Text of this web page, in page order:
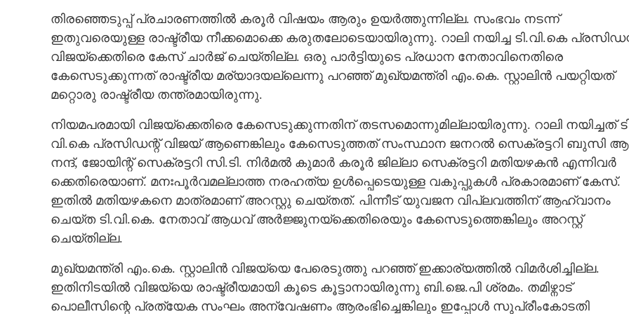
തിരഞ്ഞെടുപ്പ് പ്രചാരണത്തിൽ കരൂർ വിഷയം ആരും ഉയർത്തുന്നില്ല. സംഭവം നടന്ന്
ഇതുവരെയുള്ള രാഷ്ട്രീയ നീക്കമൊക്കെ കരുതലോടെയായിരുന്നു. റാലി നയിച്ച ടി.വി.കെ
വിജയ്‌ക്കെതിരെ കേസ് ചാർജ് ചെയ്തില്ല. ഒരു പാർട്ടിയുടെ പ്രധാന നേതാവിനെതിരെ
കേസെടുക്കുന്നത് രാഷ്ട്രീയ മര്യാദയല്ലെന്നു പറഞ്ഞ് മുഖ്യമന്ത്രി എം.കെ. സ്റ്റാലിൻ പയറ്റിയത്
മറ്റൊരു രാഷ്ട്രീയ തന്ത്രമായിരുന്നു.
നിയമപരമായി വിജയ്‌ക്കെതിരെ കേസെടുക്കുന്നതിന് തടസമൊന്നുമില്ലായിരുന്നു. റാ​ലി​ ​ന​യി​ച്ച​ത്
വി.​കെ​ ​പ്ര​സി​ഡ​ന്റ് ​വി​ജ​യ് ​ആ​ണെ​ങ്കി​ലും​ ​കേ​സെ​ടു​ത്ത​ത് ​സം​സ്ഥാ​ന​ ​ജ​ന​റ​ൽ​ ​സെ​ക്ര​ട്ട​റി​ ​ബു​സി​ ​ആ​
ന​ന്ദ്,​ ​ജോ​യി​ന്റ് ​സെ​ക്ര​ട്ട​റി​ ​സി.​ടി.​ ​നി​ർ​മ​ൽ​ ​കു​മാ​ർ​ ​ക​രൂ​ർ​ ​ജി​ല്ലാ​ ​സെ​ക്ര​ട്ട​റി​ ​മ​തി​യ​ഴ​ക​ൻ​ ​എ​ന്നി​വ​ർ​
ക്കെ​തി​രെ​യാ​ണ്.​ ​മ​നഃപൂ​ർ​വ​മ​ല്ലാ​ത്ത​ ​ന​ര​ഹ​ത്യ​ ​ഉ​ൾ​പ്പെ​ടെ​യു​ള്ള​ ​വ​കു​പ്പു​ക​ൾ​ ​പ്ര​കാ​ര​മാ​ണ് ​കേ​സ്.​ ​
ഇതിൽ മ​തി​യ​ഴ​ക​നെ മാത്രമാണ് അറസ്റ്റു ചെയ്തത്. പിന്നീട് യുവജന വിപ്ലവത്തിന് ആഹ്വാനം
ചെയ്ത ടി.വി.കെ. നേതാവ് ആധവ് അർജ്ജുനയ്ക്കെതിരെയും കേസെടുത്തെങ്കിലും അറസ്റ്റ്
ചെയ്തില്ല.
മുഖ്യമന്ത്രി എം.കെ. സ്റ്റാലിൻ വിജയ്‌യെ പേരെടുത്തു പറ‌ഞ്ഞ് ഇക്കാര്യത്തിൽ വിമർശിച്ചില്ല.
ഇതിനിടയിൽ വിജയ്‌യെ രാഷ്ട്രീയമായി കൂടെ കൂട്ടാനായിരുന്നു ബി.ജെ.പി ശ്രമം. തമിഴ്നാട്
പൊലീസിന്റെ പ്രത്യേക സംഘം അന്വേഷണം ആരംഭിച്ചെങ്കിലും ഇപ്പോൾ സുപ്രീംകോടതി